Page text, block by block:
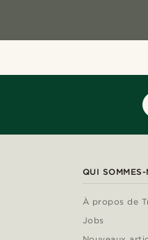
QUI SOMMES-
À propos de
Jobs